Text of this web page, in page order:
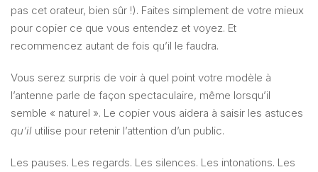
pas cet orateur, bien sûr !). Faites simplement de votre mieux
pour copier ce que vous entendez et voyez. Et
recommencez autant de fois qu’il le faudra.
Vous serez surpris de voir à quel point votre modèle à
l’antenne parle de façon spectaculaire, même lorsqu’il
semble « naturel ». Le copier vous aidera à saisir les astuces
qu’il utilise pour retenir l’attention d’un public.
Les pauses. Les regards. Les silences. Les intonations. Les